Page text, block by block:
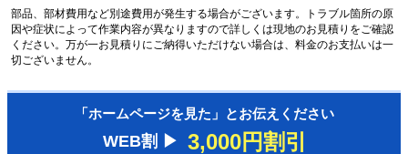
部品、部材費用など別途費用が発生する場合がございます。トラブル箇所の原
因や症状によって作業内容が異なりますので詳しくは現地のお見積りをご確認
ください。万が一お見積りにご納得いただけない場合は、料金のお支払いは一
切ございません。
「ホームページを見た」とお伝えください
WEB割 ▶︎ 3,000円割引